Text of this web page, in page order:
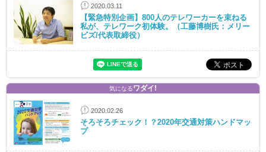
2020.03.11
【緊急特別企画】800人のテレワーカーを束ねる
私が、テレワーク初体験。（工藤博樹氏：メリー
ビズ/代表取締役）
気になるワダイ!
2020.02.26
そろそろチェック！？2020年交通対策ハンドマッ
プ